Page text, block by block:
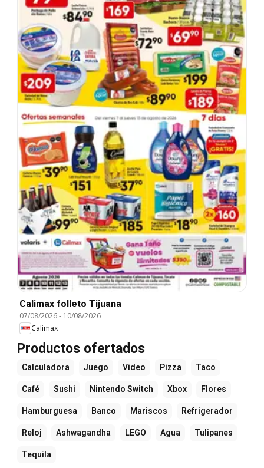
Calimax folleto Tijuana
07/08/2026- 10/08/2026
Calimax
Productos ofertados
Calculadora Juego Video Pizza Taco
Café Sushi Nintendo Switch Xbox Flores
Hamburguesa Banco Mariscos Refrigerador
Reloj Ashwagandha LEGO Agua Tulipanes
Tequila